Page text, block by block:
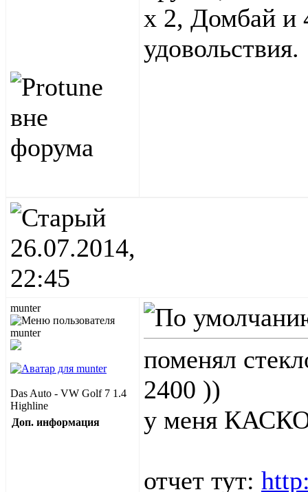
х 2, Домбай и
удовольствия.
26.07.2014,
22:45
munter
Das Auto - VW Golf 7 1.4
Highline
Доп. информация
поменял
2400 ))
у меня
отчет тут: